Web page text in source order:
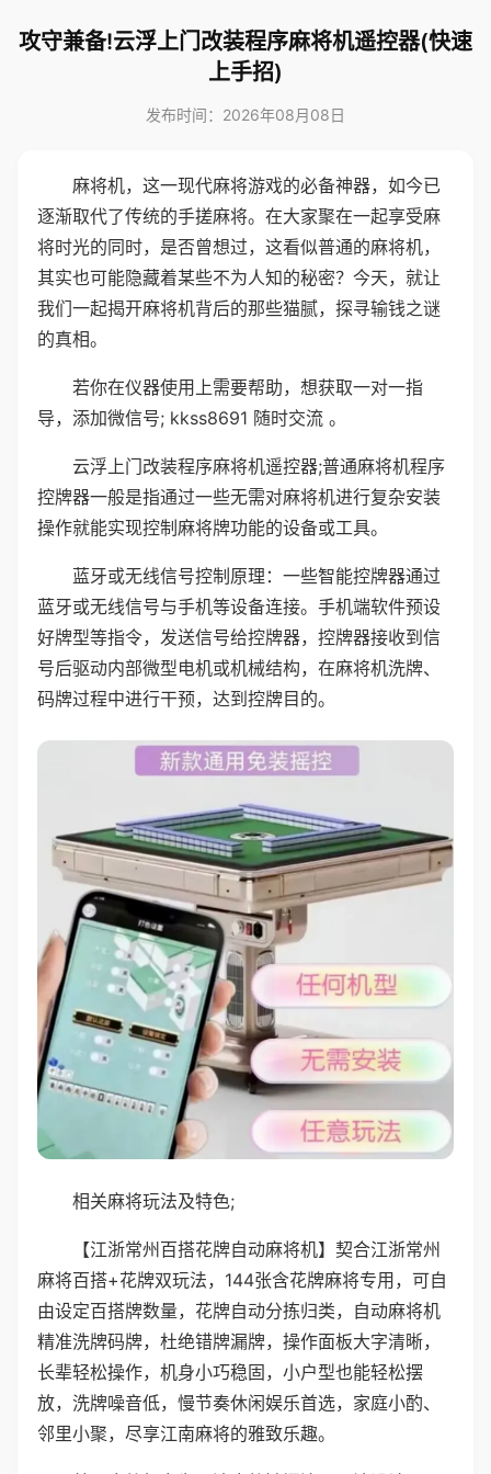
攻守兼备!云浮上门改装程序麻将机遥控器(快速
上手招)
发布时间：2026年08月08日
麻将机，这一现代麻将游戏的必备神器，如今已
逐渐取代了传统的手搓麻将。在大家聚在一起享受麻
将时光的同时，是否曾想过，这看似普通的麻将机，
其实也可能隐藏着某些不为人知的秘密？今天，就让
我们一起揭开麻将机背后的那些猫腻，探寻输钱之谜
的真相。
若你在仪器使用上需要帮助，想获取一对一指
导，添加微信号; kkss8691 随时交流 。
云浮上门改装程序麻将机遥控器;普通麻将机程序
控牌器一般是指通过一些无需对麻将机进行复杂安装
操作就能实现控制麻将牌功能的设备或工具。
蓝牙或无线信号控制原理：一些智能控牌器通过
蓝牙或无线信号与手机等设备连接。手机端软件预设
好牌型等指令，发送信号给控牌器，控牌器接收到信
号后驱动内部微型电机或机械结构，在麻将机洗牌、
码牌过程中进行干预，达到控牌目的。
相关麻将玩法及特色;
【江浙常州百搭花牌自动麻将机】契合江浙常州
麻将百搭+花牌双玩法，144张含花牌麻将专用，可自
由设定百搭牌数量，花牌自动分拣归类，自动麻将机
精准洗牌码牌，杜绝错牌漏牌，操作面板大字清晰，
长辈轻松操作，机身小巧稳固，小户型也能轻松摆
放，洗牌噪音低，慢节奏休闲娱乐首选，家庭小酌、
邻里小聚，尽享江南麻将的雅致乐趣。